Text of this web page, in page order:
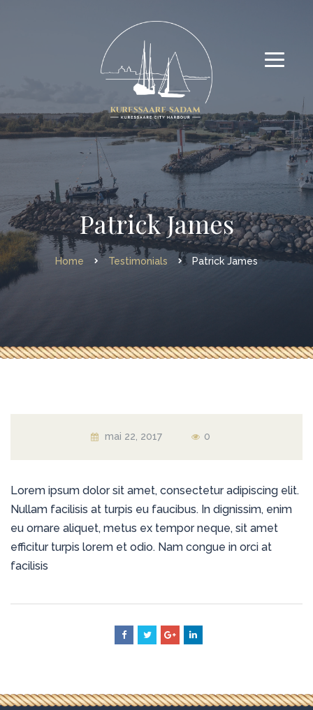
Patrick James
Home Testimonials Patrick James
mai 22, 2017 0
Lorem ipsum dolor sit amet, consectetur adipiscing elit.
Nullam facilisis at turpis eu faucibus. In dignissim, enim
eu ornare aliquet, metus ex tempor neque, sit amet
efficitur turpis lorem et odio. Nam congue in orci at
facilisis